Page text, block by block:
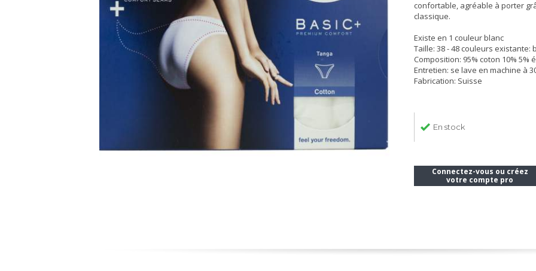
confortable, agréable à porter
classique.
Existe en 1 couleur blanc
Taille: 38 - 48 couleurs existante:
Composition: 95% coton 10% 5%
Entretien: se lave en machine à
Fabrication: Suisse
En stock
Connectez-vous ou créez
votre compte pro